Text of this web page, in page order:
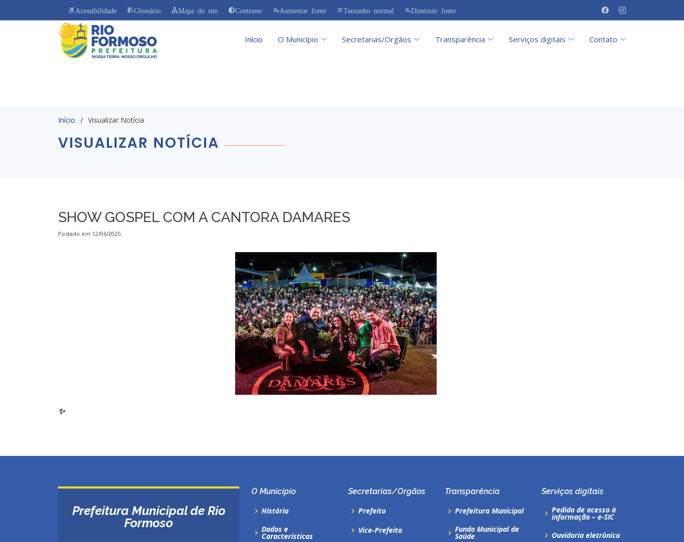
Acessibilidade Glossário Mapa do site Contraste Aumentar fonte Tamanho normal Diminuir fonte
Início O Município Secretarias/Orgãos Transparência Serviços digitais Contato
Início Visualizar Notícia
VISUALIZAR NOTÍCIA
SHOW GOSPEL COM A CANTORA DAMARES
Postado em 12/06/2025
✨
Prefeitura Municipal de Rio
Formoso
O Município
História
Dados e
Características
Secretarias/Orgãos
Prefeito
Vice-Prefeita
Transparência
Prefeitura Municipal
Fundo Municipal de
Saúde
Serviços digitais
Pedido de acesso à
informação – e-SIC
Ouvidoria eletrônica